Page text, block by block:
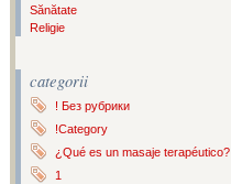
Sănătate
Religie
categorii
! Без рубрики
!Category
¿Qué es un masaje terapéutico?
1